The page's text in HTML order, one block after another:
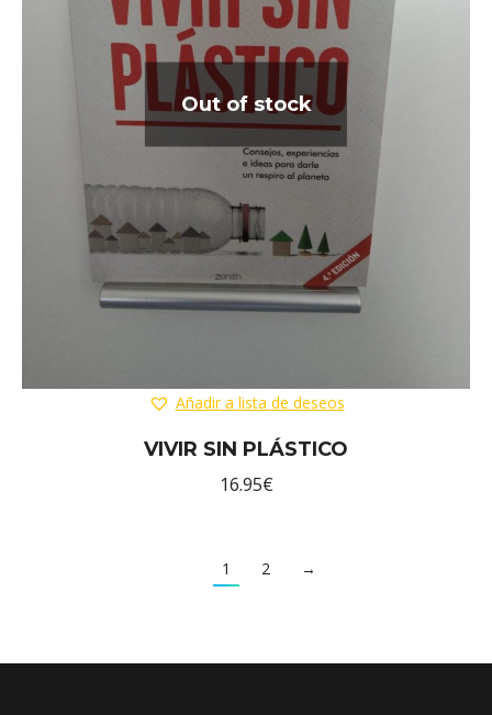
Out of stock
Añadir a lista de deseos
VIVIR SIN PLÁSTICO
16.95€
1 2 →